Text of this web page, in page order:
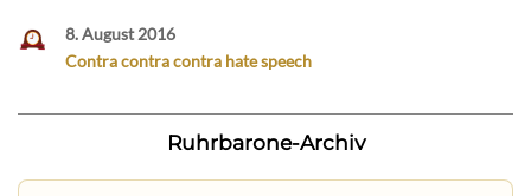
8. August 2016
Contra contra contra hate speech
Ruhrbarone-Archiv